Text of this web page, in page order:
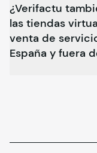
¿Verifactu
las tiendas
venta de
España y fuera